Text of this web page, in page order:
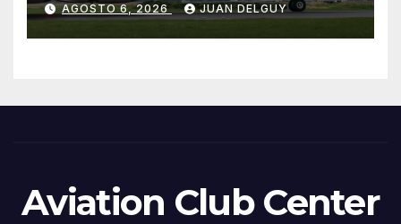
AGOSTO 6, 2026 JUAN DELGUY
Aviation Club Center